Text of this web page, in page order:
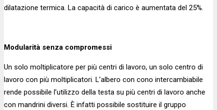
dilatazione termica. La capacità di carico è aumentata del 25%.
Modularità senza compromessi
Un solo moltiplicatore per più centri di lavoro, un solo centro di
lavoro con più moltiplicatori. L’albero con cono intercambiabile
rende possibile l’utilizzo della testa su più centri di lavoro anche
con mandrini diversi. È infatti possibile sostituire il gruppo